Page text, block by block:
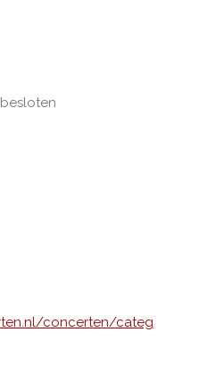
concerten/categ